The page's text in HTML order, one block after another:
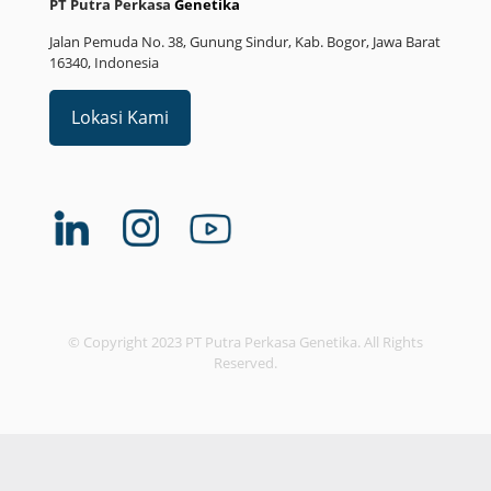
PT Putra Perkasa Genetika
Jalan Pemuda No. 38, Gunung Sindur, Kab. Bogor, Jawa Barat
16340, Indonesia
Lokasi Kami
© Copyright 2023 PT Putra Perkasa Genetika. All Rights
Reserved.